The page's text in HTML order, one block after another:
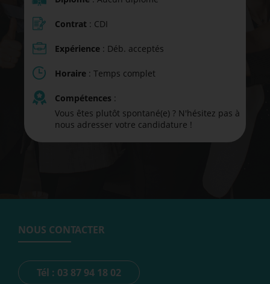
Contrat : CDI
Expérience : Déb. acceptés
Horaire : Temps complet
Compétences :
Vous êtes plutôt spontané(e) ? N'hésitez pas à
nous adresser votre candidature !
NOUS CONTACTER
Tél : 03 87 94 18 02